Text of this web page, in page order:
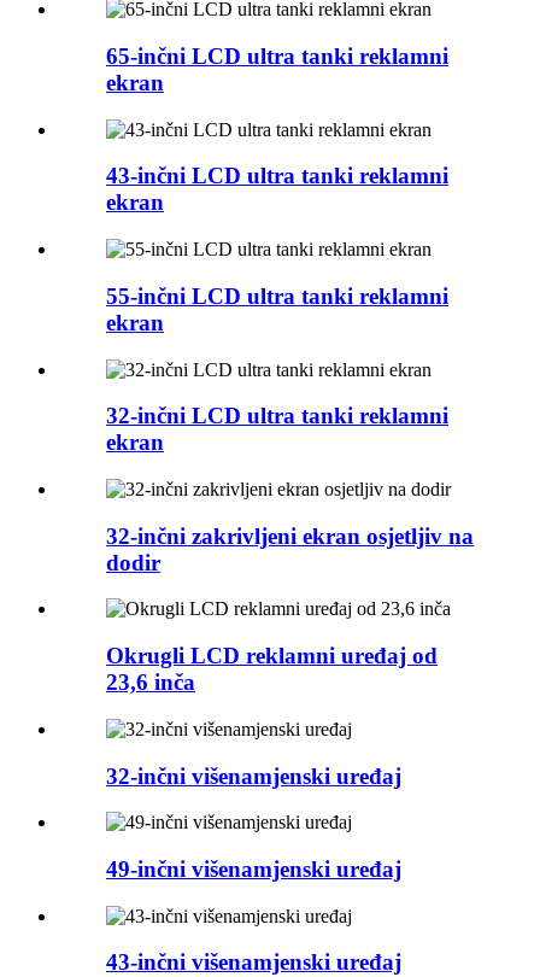
65-inčni LCD ultra tanki reklamni
ekran
43-inčni LCD ultra tanki reklamni
ekran
55-inčni LCD ultra tanki reklamni
ekran
32-inčni LCD ultra tanki reklamni
ekran
32-inčni zakrivljeni ekran osjetljiv na
dodir
Okrugli LCD reklamni uređaj od
23,6 inča
32-inčni višenamjenski uređaj
49-inčni višenamjenski uređaj
43-inčni višenamjenski uređaj